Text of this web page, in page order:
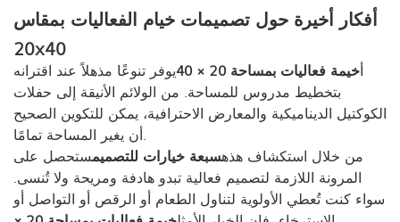
أفكار أخيرة حول تصميمات خيام الفعاليات بمقاس
20x40
أخيمة فعاليات بمساحة 20 × 40
يوفر تنوعًا مذهلاً عند اقترانه
بتخطيط مدروس للمساحة. من الولائم الأنيقة إلى حفلات
الكوكتيل الديناميكية والمعارض الاحترافية، يمكن للتكوين الصحيح
أن يغير المساحة تمامًا.
من خلال استكشاف هذهسبعة خيارات للتصميمستحصل على
المرونة اللازمة لتصميم فعالية تبدو هادفة ومريحة ولا تُنسى.
سواء كنت تُعطي الأولوية لتناول الطعام أو الرقص أو التواصل أو